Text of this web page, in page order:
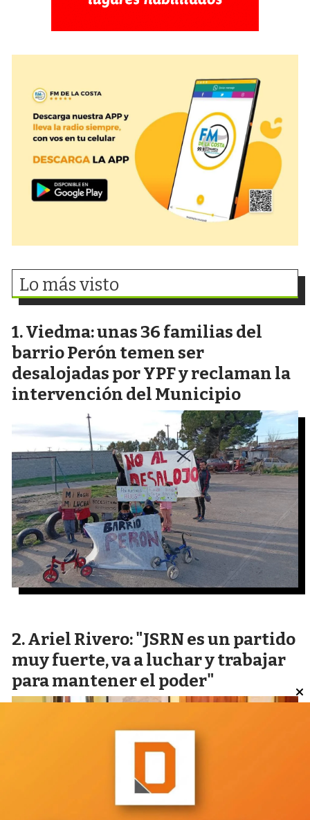
Lo más visto
Viedma: unas 36 familias del
barrio Perón temen ser
desalojadas por YPF y reclaman la
intervención del Municipio
Ariel Rivero: "JSRN es un partido
muy fuerte, va a luchar y trabajar
para mantener el poder"